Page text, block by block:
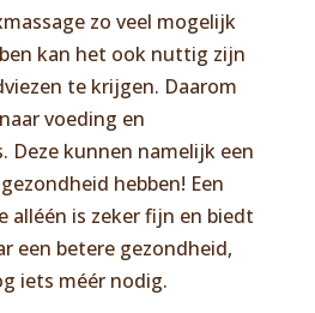
zo veel mogelijk
kan het ook nuttig zijn
te krijgen. Daarom
voeding en
Deze kunnen namelijk een
hebben! Een
alléén is zeker fijn en biedt
een betere gezondheid,
iets méér nodig.